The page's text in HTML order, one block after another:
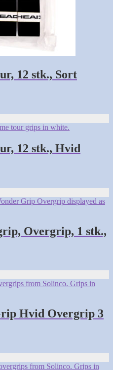
12 stk., Sort
12 stk., Hvid
Overgrip, 1 stk.,
Hvid Overgrip 3